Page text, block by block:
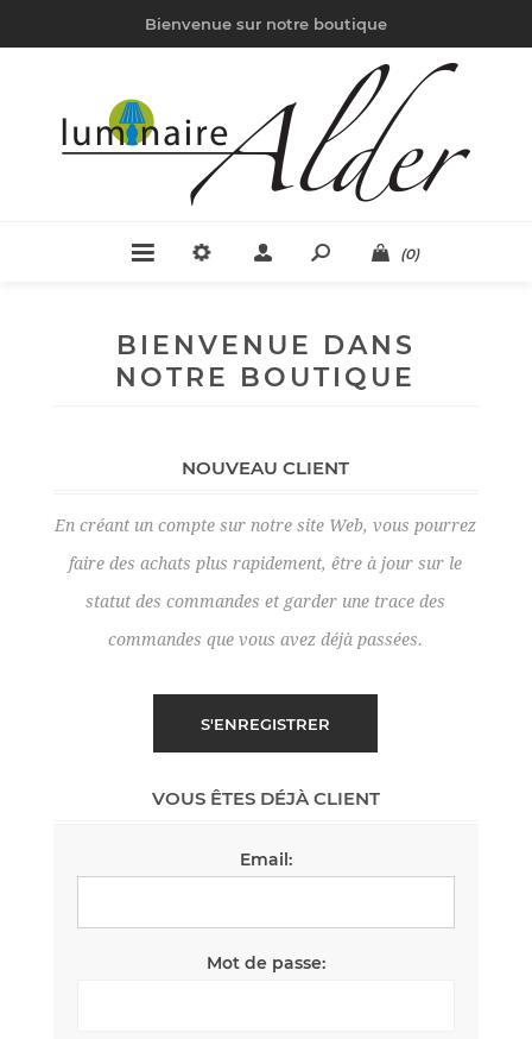
Bienvenue sur notre boutique
(0)
BIENVENUE DANS
NOTRE BOUTIQUE
NOUVEAU CLIENT
En créant un compte sur notre site Web, vous pourrez
faire des achats plus rapidement, être à jour sur le
statut des commandes et garder une trace des
commandes que vous avez déjà passées.
VOUS ÊTES DÉJÀ CLIENT
Email:
Mot de passe: